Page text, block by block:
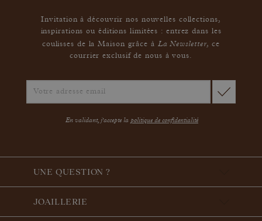
Invitation à découvrir nos nouvelles collections,
inspirations ou éditions limitées : entrez dans les
coulisses de la Maison grâce à La Newsletter,ce
courrier exclusif de nous à vous.
En validant, j'accepte la politique de confidentialité
UNE QUESTION ?
JOAILLERIE